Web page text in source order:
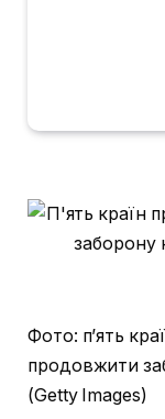
Фото: п’ять
продовжити
(Getty Images)